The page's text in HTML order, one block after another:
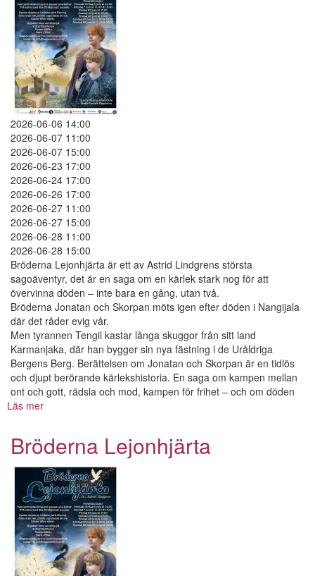
2026-06-06 14:00
2026-06-07 11:00
2026-06-07 15:00
2026-06-23 17:00
2026-06-24 17:00
2026-06-26 17:00
2026-06-27 11:00
2026-06-27 15:00
2026-06-28 11:00
2026-06-28 15:00
Bröderna Lejonhjärta är ett av Astrid Lindgrens största
sagoäventyr, det är en saga om en kärlek stark nog för att
övervinna döden – inte bara en gång, utan två.
Bröderna Jonatan och Skorpan möts igen efter döden i Nangijala
där det råder evig vår.
Men tyrannen Tengil kastar långa skuggor från sitt land
Karmanjaka, där han bygger sin nya fästning i de Uråldriga
Bergens Berg. Berättelsen om Jonatan och Skorpan är en tidlös
och djupt berörande kärlekshistoria. En saga om kampen mellan
ont och gott, rädsla och mod, kampen för frihet – och om döden
Läs mer
Bröderna Lejonhjärta